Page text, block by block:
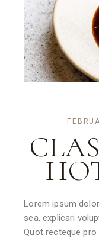
Lorem ipsum
sea, explicari
Quot recteque